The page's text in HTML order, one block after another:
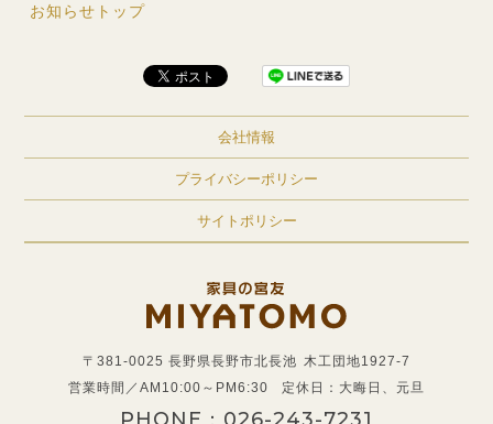
お知らせトップ
会社情報
プライバシーポリシー
サイトポリシー
〒381-0025 長野県長野市北長池 木工団地1927-7
営業時間／AM10:00～PM6:30
定休日：大晦日、元旦